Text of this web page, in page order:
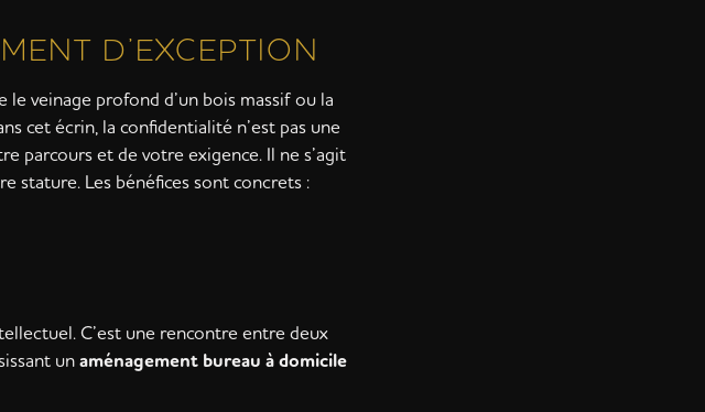
D’EXCEPTION
veinage profond d’un bois massif ou la
cet écrin, la confidentialité n’est pas une
parcours et de votre exigence. Il ne s’agit
stature. Les bénéfices sont concrets :
C’est une rencontre entre deux
unaménagement bureau à domicile